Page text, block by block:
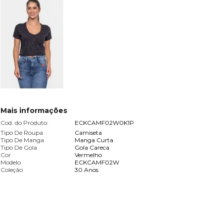
Mais informações
Cod. do Produto:
ECKCAMF02W0K1P
Tipo De Roupa
Camiseta
Tipo De Manga
Manga Curta
Tipo De Gola
Gola Careca
Cor
Vermelho
Modelo
ECKCAMF02W
Coleção
30 Anos